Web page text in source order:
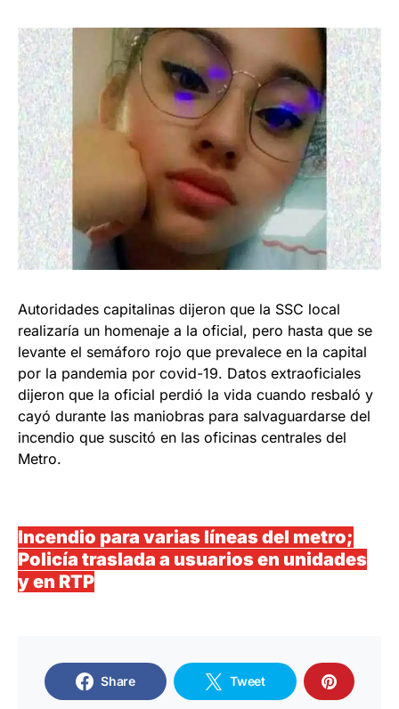
Autoridades capitalinas dijeron que la SSC local
realizaría un homenaje a la oficial, pero hasta que se
levante el semáforo rojo que prevalece en la capital
por la pandemia por covid-19. Datos extraoficiales
dijeron que la oficial perdió la vida cuando resbaló y
cayó durante las maniobras para salvaguardarse del
incendio que suscitó en las oficinas centrales del
Metro.
Incendio para varias líneas del metro;
Policía traslada a usuarios en unidades
y en RTP
Share Tweet